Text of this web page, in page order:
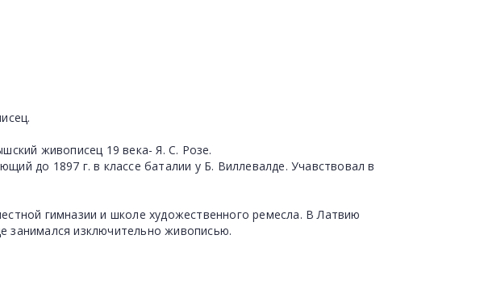
живописец 19 века- Я. С. Розе.
до 1897 г. в классе баталии у Б. Виллевалде. Учавствовал в
гимназии и школе художественного ремесла. В Латвию
занимался изключительно живописью.